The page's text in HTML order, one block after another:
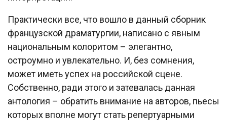
Практически все, что вошло в данный сборник
французской драматургии, написано с явным
национальным колоритом – элегантно,
остроумно и увлекательно. И, без сомнения,
может иметь успех на российской сцене.
Собственно, ради этого и затевалась данная
антология – обратить внимание на авторов, пьесы
которых вполне могут стать репертуарными